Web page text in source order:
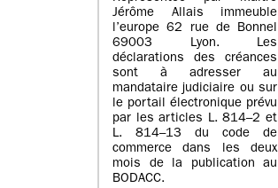
Jérôme Allais immeuble
l’europe 62 rue de Bonnel
69003 Lyon. Les
déclarations des créances
sont à adresser au
mandataire judiciaire ou sur
le portail électronique prévu
par les articles L. 814–2 et
L. 814–13 du code de
commerce dans les deux
mois de la publication au
BODACC.